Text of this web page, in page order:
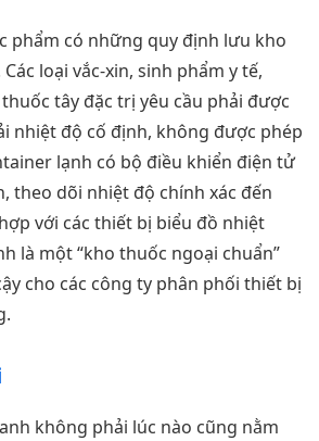
phẩm có những quy định lưu kho
loại vắc-xin, sinh phẩm y tế,
tây đặc trị yêu cầu phải được
nhiệt độ cố định, không được phép
lạnh có bộ điều khiển điện tử
theo dõi nhiệt độ chính xác đến
với các thiết bị biểu đồ nhiệt
là một “kho thuốc ngoại chuẩn”
cho các công ty phân phối thiết bị
không phải lúc nào cũng nằm